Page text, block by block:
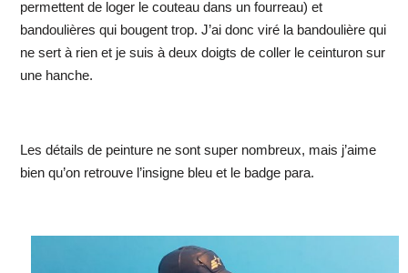
permettent de loger le couteau dans un fourreau) et
bandoulières qui bougent trop. J’ai donc viré la bandoulière qui
ne sert à rien et je suis à deux doigts de coller le ceinturon sur
une hanche.
Les détails de peinture ne sont super nombreux, mais j’aime
bien qu’on retrouve l’insigne bleu et le badge para.